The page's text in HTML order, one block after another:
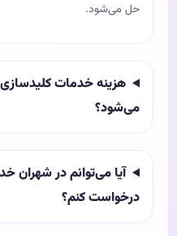
حل می‌شود.
هزینه خدمات
می‌شود؟
آیا می‌توانم در شهران
درخواست کنم؟